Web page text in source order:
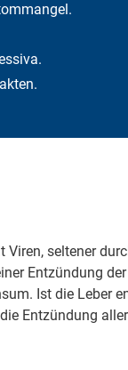
seltener
Entzündung
Ist die Leber
Entzündung